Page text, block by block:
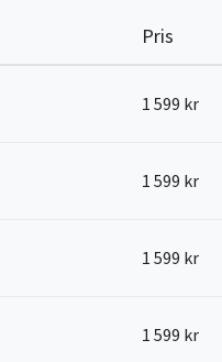
Pris
1 599 kr
1 599 kr
1 599 kr
1 599 kr